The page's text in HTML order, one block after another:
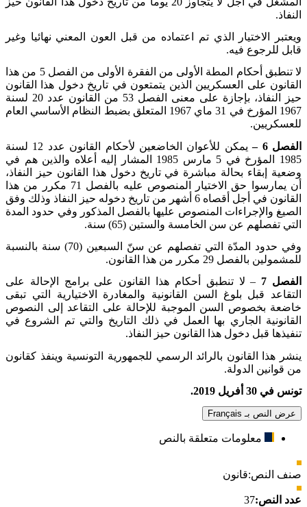
النفاذ.
ويعتبر الاختيار الذي تم اعتماده من قبل العون المعني نهائيا وغير
قابل للرجوع فيه.
لا تنطبق أحكام المطة الأولى من الفقرة الأولى من الفصل 5 من هذا
القانون على العسكريين الذين يتمتعون في تاريخ دخول هذا القانون
حيز النفاذ، بإجازة على معنى الفصل 53 من القانون عدد 20 لسنة
1967 المؤرخ في 31 ماي 1967 المتعلق بضبط النظام الأساسي العام
للعسكريين.
الفصل 6 –
يمكن للأعوان الخاضعين لأحكام القانون عدد 12 لسنة
1985 المؤرخ في 5 مارس 1985 المشار إليه أعلاه والذين هم في
وضعية إبقاء بحالة مباشرة في تاريخ دخول هذا القانون حيز النفاذ،
أن يمارسوا حق الاختيار المنصوص عليه بالفصل 71 مكرر من هذا
القانون في أجل أقصاه 6 أشهر من تاريخ دخوله حيز النفاذ وذلك وفق
الصيغ والإجراءات المنصوص عليها بالفصل المذكور وفي حدود المدة
التي تفصلهم عن سن الخامسة والستين (65) سنة
.
وفي حدود المدّة التي تفصلهم عن سنّ السبعين (70) سنة بالنسبة
للمشمولين بالفصل 29 مكرر من هذا القانون
.
الفصل 7
– لا تنطبق أحكام هذا القانون على برامج الإحالة على
التقاعد قبل بلوغ السن القانونية والمغادرة الاختيارية التي تبقى
خاضعة بخصوص السن الموجبة للإحالة على التقاعد إلى النصوص
القانونية الجاري بها العمل في ذلك التاريخ والتي تم الشروع في
تنفيذها قبل دخول هذا القانون حيز النفاذ.
ينشر هذا القانون بالرائد الرسمي للجمهورية التونسية وينفذ كقانون
من قوانين الدولة.
تونس في 30 أفريل 2019
.
عرض النص بـ Français
معلومات متعلقة بالنص
صنف النص:قانون
عدد النص:37